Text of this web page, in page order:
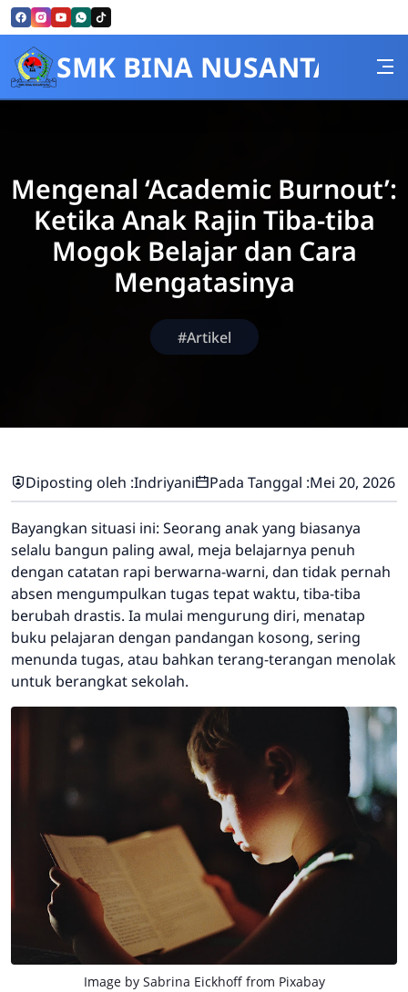
Skip to Content
SMK BINA NUSANTARA
Mengenal ‘Academic Burnout’:
Ketika Anak Rajin Tiba-tiba
Mogok Belajar dan Cara
Mengatasinya
#Artikel
Diposting oleh :Indriyani Pada Tanggal :Mei 20, 2026
Bayangkan situasi ini: Seorang anak yang biasanya
selalu bangun paling awal, meja belajarnya penuh
dengan catatan rapi berwarna-warni, dan tidak pernah
absen mengumpulkan tugas tepat waktu, tiba-tiba
berubah drastis. Ia mulai mengurung diri, menatap
buku pelajaran dengan pandangan kosong, sering
menunda tugas, atau bahkan terang-terangan menolak
untuk berangkat sekolah.
Image by Sabrina Eickhofffrom Pixabay